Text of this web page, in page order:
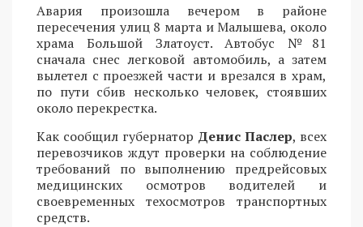
Авария произошла вечером в районе
пересечения улиц 8 марта и Малышева, около
храма Большой Златоуст. Автобус №81
сначала снес легковой автомобиль, а затем
вылетел с проезжей части и врезался в храм,
по пути сбив несколько человек, стоявших
около перекрестка.
Как сообщил губернатор Денис Паслер, всех
перевозчиков ждут проверки на соблюдение
требований по выполнению предрейсовых
медицинских осмотров водителей и
своевременных техосмотров транспортных
средств.